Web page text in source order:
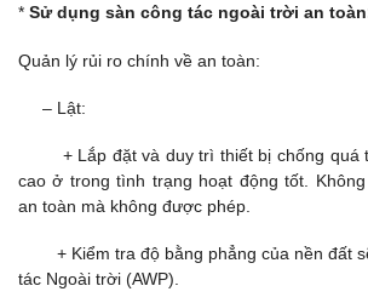
* Sử dụng sàn công tác ngoài trời an
Quản lý rủi ro chính về an toàn:
– Lật:
+ Lắp đặt và duy trì thiết bị chống quá
cao ở trong tình trạng hoạt động tốt.
an toàn mà không được phép.
+ Kiểm tra độ bằng phẳng của nền đất
tác Ngoài trời (AWP).